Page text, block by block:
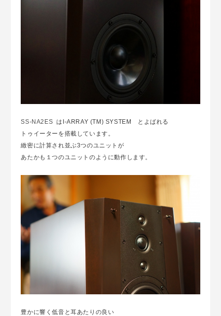
SS-NA2ESはI-ARRAY (TM) SYSTEM とよばれる
トゥイーターを搭載しています。
緻密に計算され並ぶ3つのユニットが
あたかも１つのユニットのように動作します。
豊かに響く低音と耳あたりの良い